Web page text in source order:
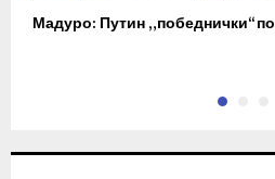
Мадуро: Путин „победнички“